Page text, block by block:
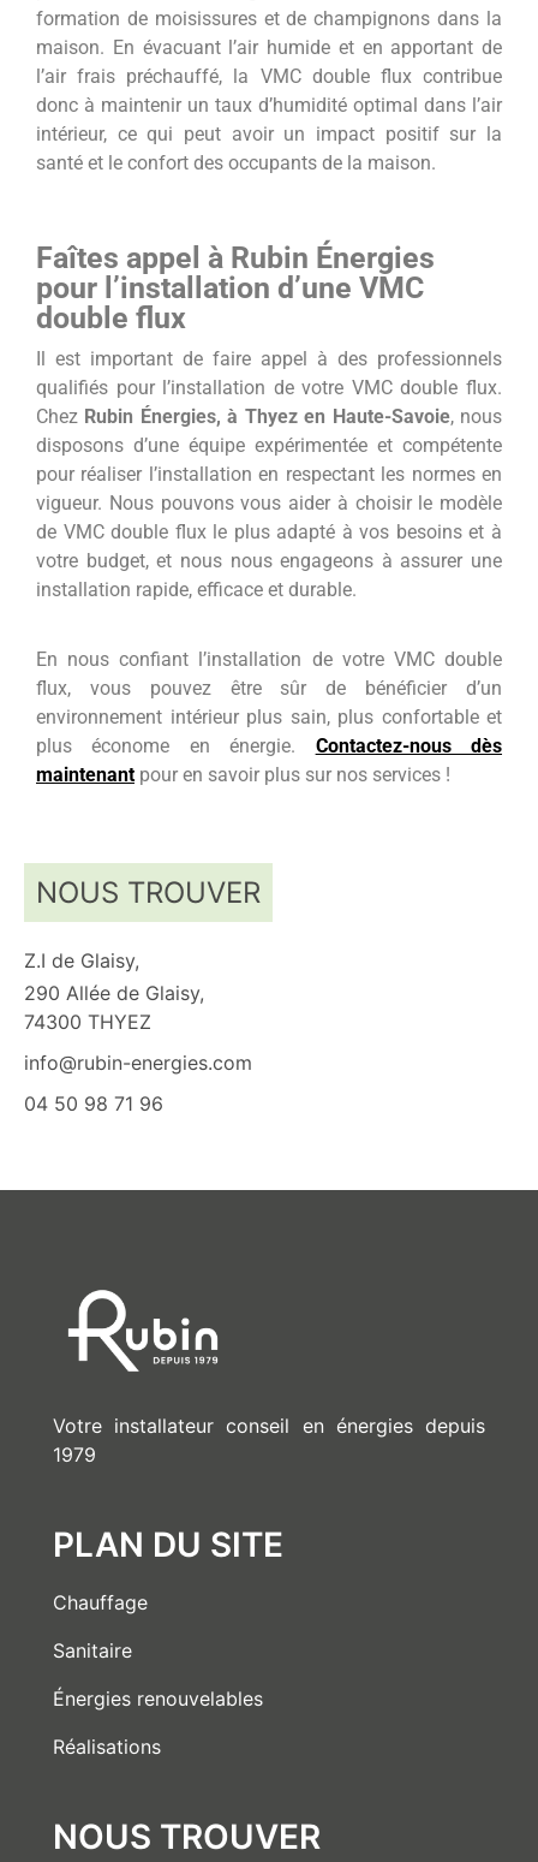
formation de moisissures et de champignons dans la
maison. En évacuant l’air humide et en apportant de
l’air frais préchauffé, la VMC double flux contribue
donc à maintenir un taux d’humidité optimal dans l’air
intérieur, ce qui peut avoir un impact positif sur la
santé et le confort des occupants de la maison.
Faîtes appel à Rubin Énergies
pour l’installation d’une VMC
double flux
Il est important de faire appel à des professionnels
qualifiés pour l’installation de votre VMC double flux.
Chez Rubin Énergies, à Thyez en Haute-Savoie, nous
disposons d’une équipe expérimentée et compétente
pour réaliser l’installation en respectant les normes en
vigueur. Nous pouvons vous aider à choisir le modèle
de VMC double flux le plus adapté à vos besoins et à
votre budget, et nous nous engageons à assurer une
installation rapide, efficace et durable.
En nous confiant l’installation de votre VMC double
flux, vous pouvez être sûr de bénéficier d’un
environnement intérieur plus sain, plus confortable et
plus économe en énergie. Contactez-nous dès
maintenant pour en savoir plus sur nos services !
NOUS TROUVER
Z.I de Glaisy,
290 Allée de Glaisy,
74300 THYEZ
info@rubin-energies.com
04 50 98 71 96
Votre installateur conseil en énergies depuis
1979
PLAN DU SITE
Chauffage
Sanitaire
Énergies renouvelables
Réalisations
NOUS TROUVER